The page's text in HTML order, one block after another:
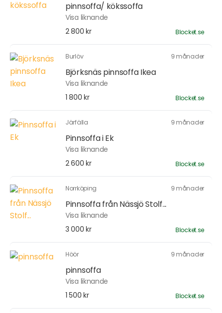
pinnsoffa/ kökssoffa
Visa liknande
2 800 kr
Blocket.se
Burlöv 9 månader
Björksnäs pinnsoffa Ikea
Visa liknande
1 800 kr
Blocket.se
Järfälla 9 månader
Pinnsoffa i Ek
Visa liknande
2 600 kr
Blocket.se
Norrköping 9 månader
Pinnsoffa från Nässjö Stolf...
Visa liknande
3 000 kr
Blocket.se
Höör 9 månader
pinnsoffa
Visa liknande
1 500 kr
Blocket.se